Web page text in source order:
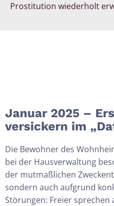
Prostitution wiederholt
Januar 2025 –
versickern im
Die Bewohner des
bei der Hausverwaltung
der mutmaßlichen
sondern auch aufgrund
Störungen: Freier